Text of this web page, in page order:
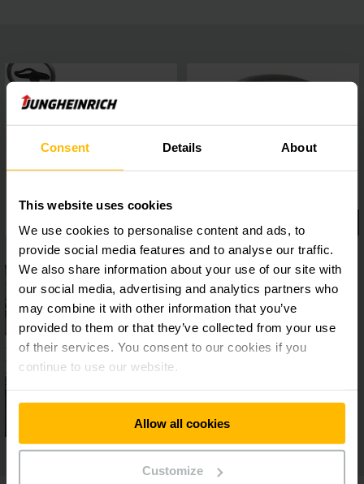
Consent Details About
This website uses cookies
We use cookies to personalise content and ads, to
provide social media features and to analyse our traffic.
We also share information about your use of our site with
our social media, advertising and analytics partners who
may combine it with other information that you’ve
provided to them or that they’ve collected from your use
of their services. You consent to our cookies if you
continue to use our website.
Allow all cookies
Customize